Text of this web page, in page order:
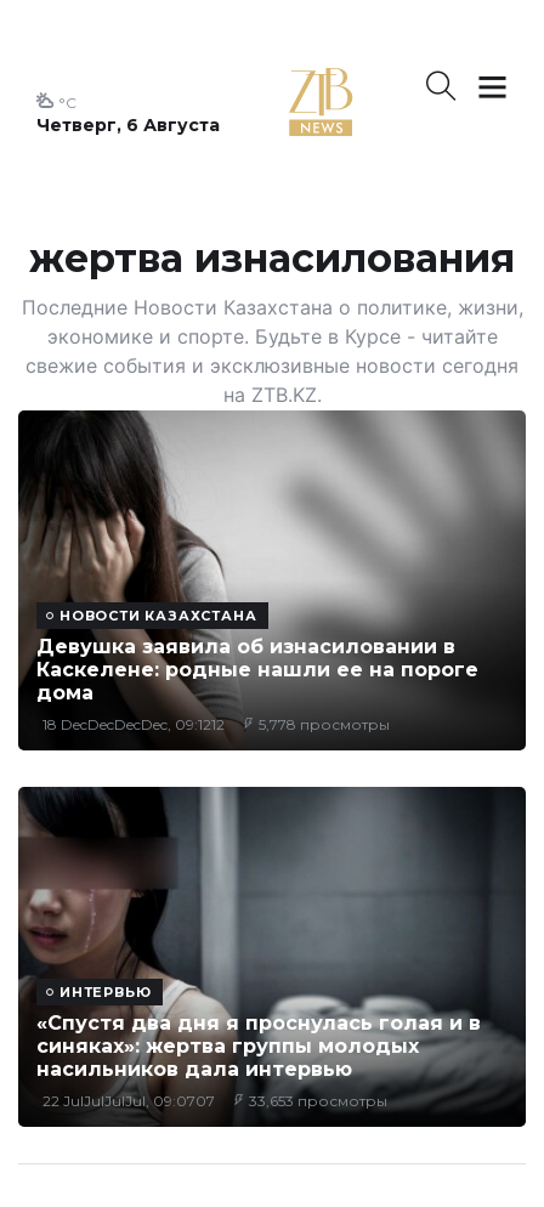
Четверг, 6 Августа
°C
жертва изнасилования
Последние Новости Казахстана о политике, жизни,
экономике и спорте. Будьте в Курсе - читайте
свежие события и эксклюзивные новости сегодня
на ZTB.KZ.
НОВОСТИ КАЗАХСТАНА
Девушка заявила об изнасиловании в
Каскелене: родные нашли ее на пороге
дома
18 DecDecDecDec, 09:1212 5,778 просмотры
ИНТЕРВЬЮ
«Спустя два дня я проснулась голая и в
синяках»: жертва группы молодых
насильников дала интервью
22 JulJulJulJul, 09:0707 33,653 просмотры